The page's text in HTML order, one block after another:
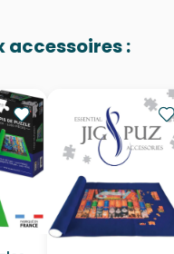
Puzzles
1000 pièces
48 x 68 cm
accessoires :